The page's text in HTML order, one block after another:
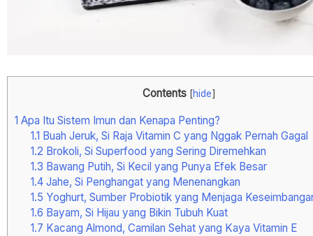
Contents [hide]
1 Apa Itu Sistem Imun dan Kenapa Penting?
1.1 Buah Jeruk, Si Raja Vitamin C yang Nggak Pernah Gagal
1.2 Brokoli, Si Superfood yang Sering Diremehkan
1.3 Bawang Putih, Si Kecil yang Punya Efek Besar
1.4Jahe, Si Penghangat yang Menenangkan
1.5 Yoghurt, Sumber Probiotik yang Menjaga
1.6 Bayam, Si Hijau yang Bikin Tubuh Kuat
1.7 Kacang Almond, Camilan Sehat yang Kaya Vitamin E